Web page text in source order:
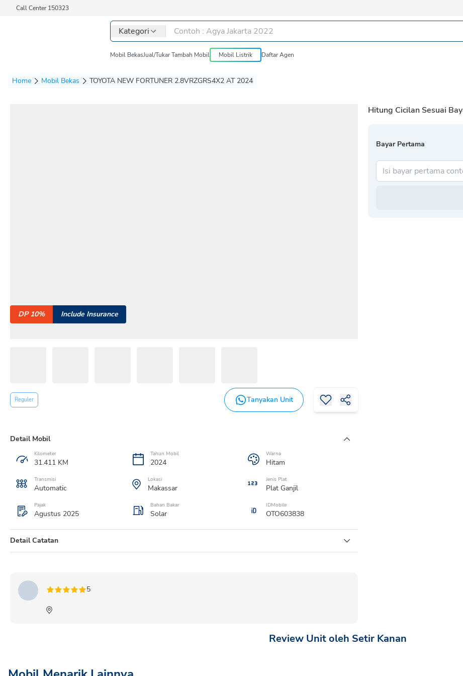
Call Center 150323
Kategori
Mobil BekasJual/Tukar Tambah Mobil Mobil Listrik Daftar Agen
Home Mobil Bekas TOYOTA NEW FORTUNER 2.8VRZGRS4X2 AT 2024
Reguler Tanyakan Unit
DP 10% Include Insurance
Detail Mobil
Kilometer
31.411 KM
Tahun Mobil
2024
Warna
Hitam
Transmisi
Automatic
Lokasi
Makassar
Jenis Plat
Plat Ganjil
Pajak
Agustus 2025
Bahan Bakar
Solar
IDMobile
OTO603838
Detail Catatan
5
Hitung Cicilan Sesuai
Bayar Pertama
Review Unit oleh Setir Kanan